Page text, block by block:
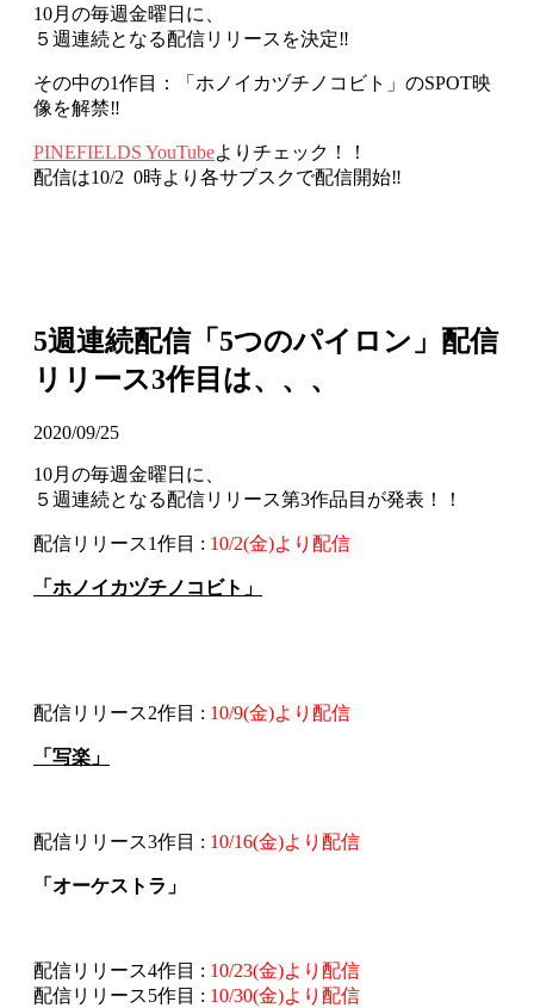
10月の毎週金曜日に、
５週連続となる配信リリースを決定‼
その中の1作目：「ホノイカヅチノコビト」のSPOT映
像を解禁‼
PINEFIELDS YouTubeよりチェック！！
配信は10/2 0時より各サブスクで配信開始‼
5週連続配信「5つのパイロン」配信
リリース3作目は、、、
2020/09/25
10月の毎週金曜日に、
５週連続となる配信リリース第3作品目が発表！！
配信リリース1作目 : 10/2(金)より配信
「ホノイカヅチノコビト」
配信リリース2作目 : 10/9(金)より配信
「写楽」
配信リリース3作目 : 10/16(金)より配信
「オーケストラ」
配信リリース4作目 : 10/23(金)より配信
配信リリース5作目 : 10/30(金)より配信